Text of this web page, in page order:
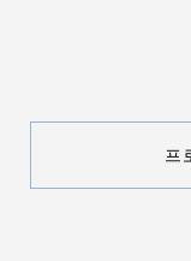
프